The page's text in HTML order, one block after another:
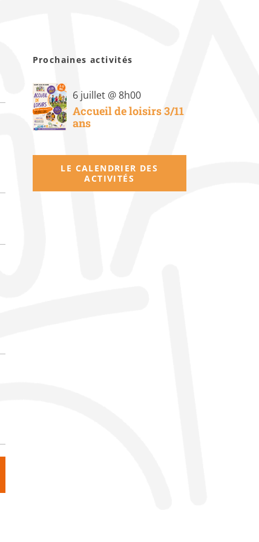
Prochaines activités
6 juillet @ 8h00
Accueil de loisirs 3/11
ans
LE CALENDRIER DES
ACTIVITÉS